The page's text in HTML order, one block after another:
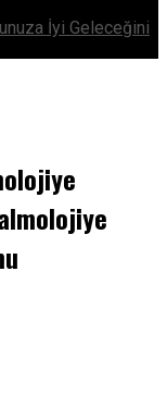
İyi Geleceğini